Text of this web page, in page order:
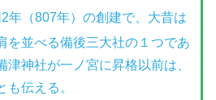
年（807年）の創建で、大昔は
を並べる備後三大社の１つであ
津神社が一ノ宮に昇格以前は、
も伝える。